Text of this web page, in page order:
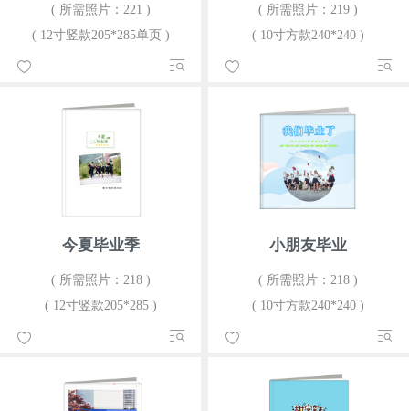
( 所需照片：221 )
( 12寸竖款205*285单页 )
( 所需照片：219 )
( 10寸方款240*240 )
今夏毕业季
( 所需照片：218 )
( 12寸竖款205*285 )
小朋友毕业
( 所需照片：218 )
( 10寸方款240*240 )